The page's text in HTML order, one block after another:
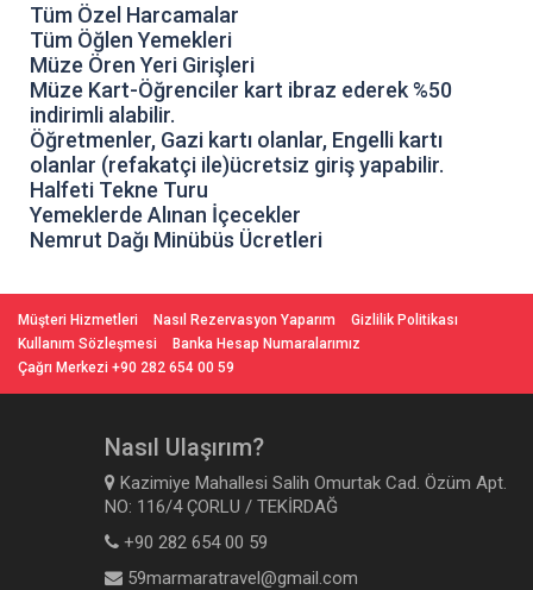
Tüm Özel Harcamalar
Tüm Öğlen Yemekleri
Müze Ören Yeri Girişleri
Müze Kart-Öğrenciler kart ibraz ederek %50
indirimli alabilir.
Öğretmenler, Gazi kartı olanlar, Engelli kartı
olanlar (refakatçi ile)ücretsiz giriş yapabilir.
Halfeti Tekne Turu
Yemeklerde Alınan İçecekler
Nemrut Dağı Minübüs Ücretleri
Müşteri Hizmetleri Nasıl Rezervasyon Yaparım
Gizlilik Politikası
Kullanım Sözleşmesi
Banka Hesap Numaralarımız
Çağrı Merkezi +90 282 654 00 59
Nasıl Ulaşırım?
Kazimiye Mahallesi Salih Omurtak Cad. Özüm Apt.
NO: 116/4 ÇORLU / TEKİRDAĞ
+90 282 654 00 59
59marmaratravel@gmail.com